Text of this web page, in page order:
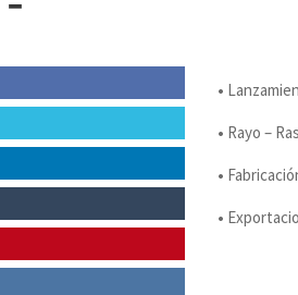
•
• Rayo –
•
•